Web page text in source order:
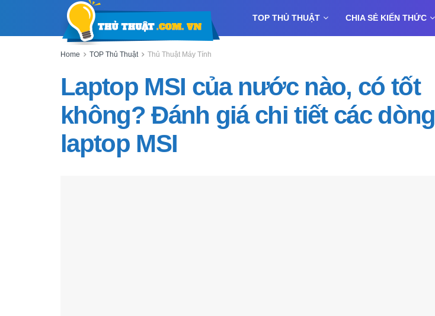
TOP THỦ THUẬT CHIA SẺ KIẾN THỨC
Home TOP Thủ Thuật Thủ Thuật Máy Tính
Laptop MSI của nước nào, có tốt
không? Đánh giá chi tiết các dòng
laptop MSI